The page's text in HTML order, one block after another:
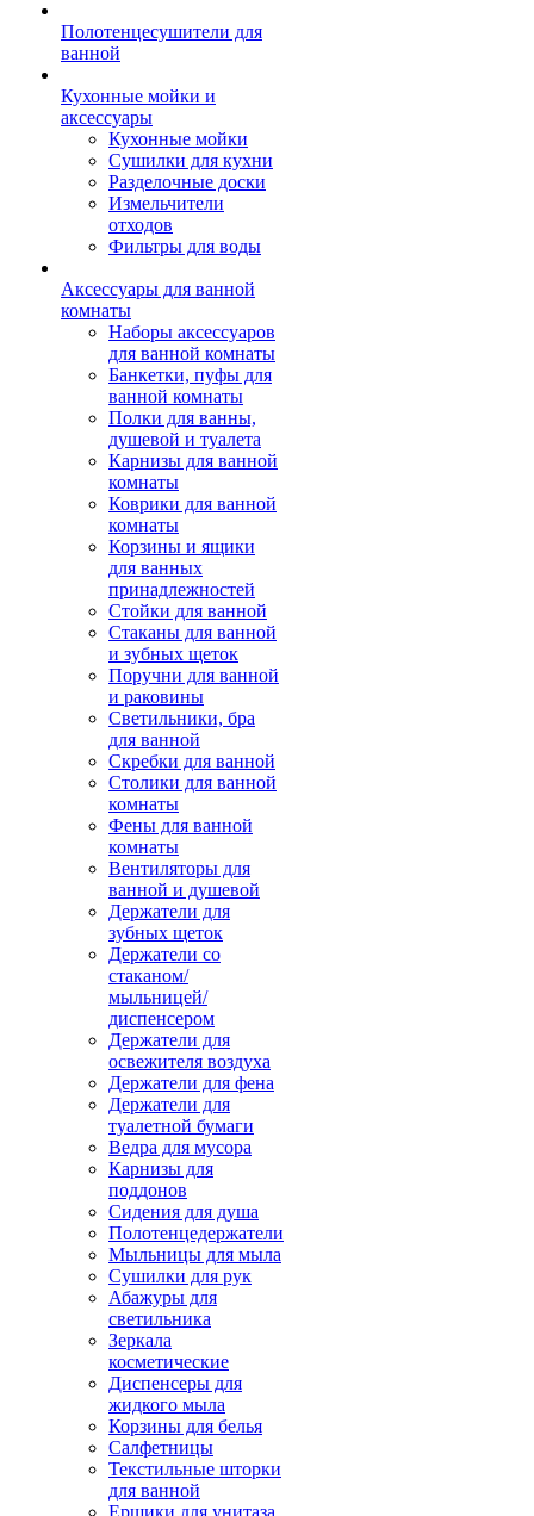
Полотенцесушители для
ванной
Кухонные мойки и
аксессуары
Кухонные мойки
Сушилки для кухни
Разделочные доски
Измельчители
отходов
Фильтры для воды
Аксессуары для ванной
комнаты
Наборы аксессуаров
для ванной комнаты
Банкетки, пуфы для
ванной комнаты
Полки для ванны,
душевой и туалета
Карнизы для ванной
комнаты
Коврики для ванной
комнаты
Корзины и ящики
для ванных
принадлежностей
Стойки для ванной
Стаканы для ванной
и зубных щеток
Поручни для ванной
и раковины
Светильники, бра
для ванной
Скребки для ванной
Столики для ванной
комнаты
Фены для ванной
комнаты
Вентиляторы для
ванной и душевой
Держатели для
зубных щеток
Держатели со
стаканом/
мыльницей/
диспенсером
Держатели для
освежителя воздуха
Держатели для фена
Держатели для
туалетной бумаги
Ведра для мусора
Карнизы для
поддонов
Сидения для душа
Полотенцедержатели
Мыльницы для мыла
Сушилки для рук
Абажуры для
светильника
Зеркала
косметические
Диспенсеры для
жидкого мыла
Корзины для белья
Салфетницы
Текстильные шторки
для ванной
Ершики для унитаза